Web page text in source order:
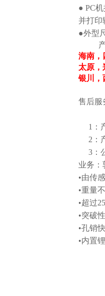
● PC
并打印
●外型
海南，
太原，
银川，
售后服
1：
2：
3：
业务：
•由传
•重量
•超过
•突破
•孔销
•内置